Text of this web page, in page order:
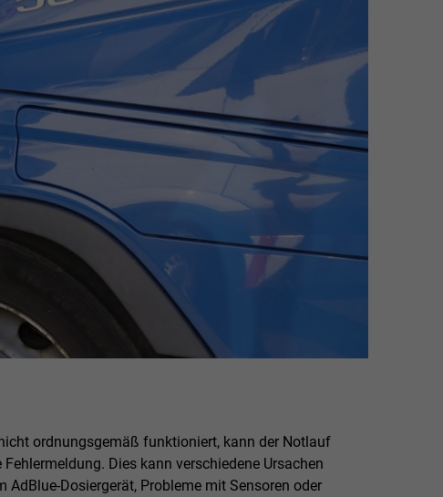
ordnungsgemäß funktioniert, kann der Notlauf
Dies kann verschiedene Ursachen
AdBlue-Dosiergerät, Probleme mit Sensoren oder